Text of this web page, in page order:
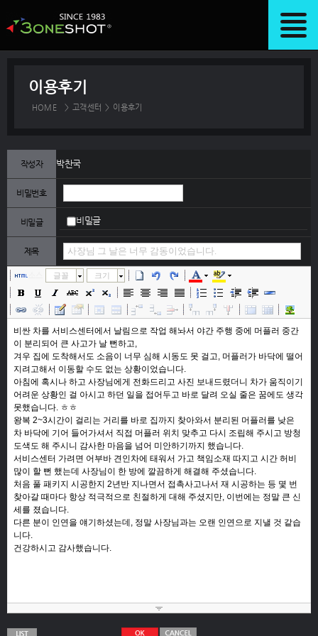
이용후기
HOME > 고객센터 > 이용후기
작성자 박찬국
비밀번호
비밀글 비밀글
제목
글꼴 크기